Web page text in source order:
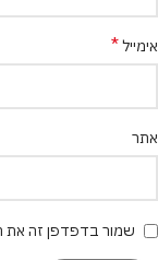
אימייל*
אתר
שמור בדפדפן זה את